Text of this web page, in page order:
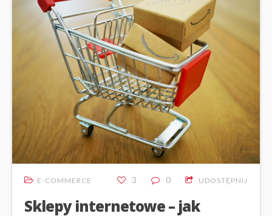
E-COMMERCE 3 0 UDOSTĘPNIJ
Sklepy internetowe – jak